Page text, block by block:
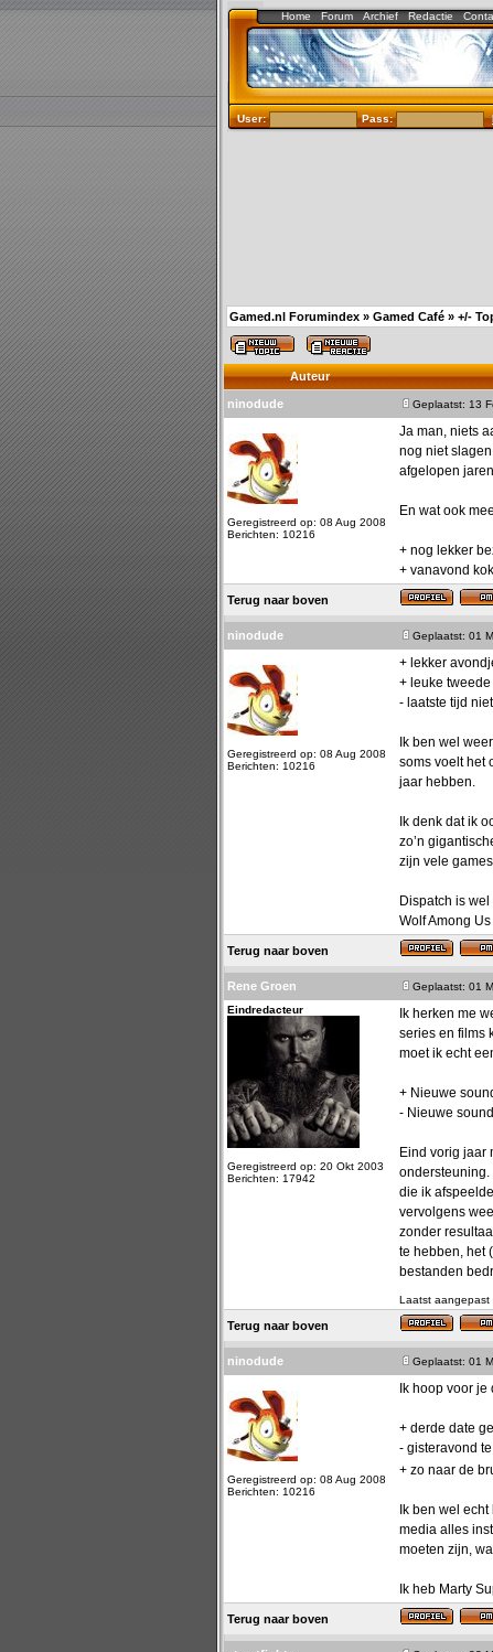
Home Forum Archief Redactie
User: Pass:
Gamed.nl Forumindex » Gamed Café » +/-
Auteur
ninodude Geplaatst: 13
Geregistreerd op: 08 Aug 2008
Berichten: 10216
Ja man, niets
nog niet
afgelopen
En wat ook
+ nog lekker
+ vanavond
Terug naar boven
ninodude Geplaatst: 01
Geregistreerd op: 08 Aug 2008
Berichten: 10216
+ lekker
+ leuke
- laatste tijd
Ik ben wel
soms voelt het
jaar hebben.
Ik denk dat ik
zo’n
zijn vele
Dispatch is
Wolf Among
Terug naar boven
Rene Groen Geplaatst: 01
Eindredacteur
Geregistreerd op: 20 Okt 2003
Berichten: 17942
Ik herken me
series en films
moet ik echt
+ Nieuwe
- Nieuwe
Eind vorig jaar
ondersteuning.
die ik
vervolgens
zonder
te hebben, het
bestanden
Laatst aangepast
Terug naar boven
ninodude Geplaatst: 01
Geregistreerd op: 08 Aug 2008
Berichten: 10216
Ik hoop voor
+ derde date
- gisteravond
+ zo naar de
Ik ben wel
media alles
moeten zijn,
Ik heb Marty
Terug naar boven